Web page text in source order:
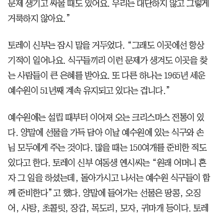
문제 생기고 싸울 때도 있어요. 우리는 대단하지 않고 그렇게
거룩하지 않아요.”
토레이 신부는 잠시 말을 거두었다. “그래도 이곳에선 항상
기적이 일어나요. 식구들끼리 이런 문제가 생겨도 이곳을 찾
는 사람들이 큰 은혜를 받아요. 또 다른 하나는 1965년 세운
예수원이 51년째 계속 유지되고 있다는 겁니다.”
예수원에는 설립 때부터 이어져 오는 크리스마스 전통이 있
다. 양말에 선물을 가득 담아 이날 예수원에 있는 식구와 손
님 모두에게 주는 것이다. 많을 때는 150여개를 준비한 적도
있다고 한다. 토레이 신부 여동생 옌시씨는 “원래 어머니 혼
자 그 일을 하셨는데, 돌아가시고 나서는 예수원 식구들이 함
께 준비한다”고 했다. 양말에 들어가는 선물은 땅콩, 오징
어, 사탕, 초콜릿, 장갑, 목도리, 모자, 귀마개 등이다. 토레